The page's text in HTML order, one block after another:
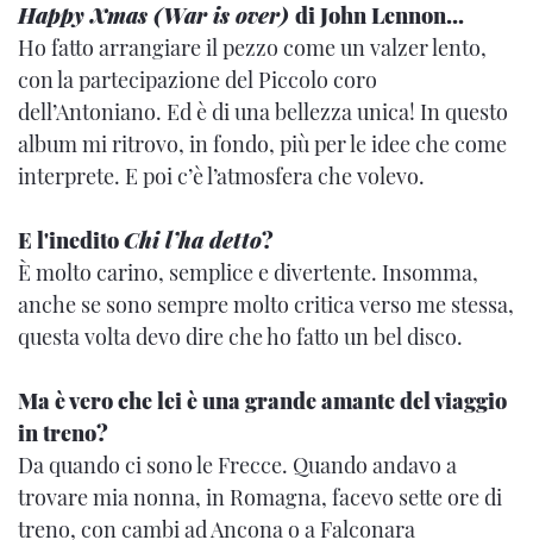
Happy Xmas (War is over) di John Lennon...
Ho fatto arrangiare il pezzo come un valzer lento,
con la partecipazione del Piccolo coro
dell’Antoniano. Ed è di una bellezza unica! In questo
album mi ritrovo, in fondo, più per le idee che come
interprete. E poi c’è l’atmosfera che volevo.
E l'ineditoChi l’ha detto?
È molto carino, semplice e divertente. Insomma,
anche se sono sempre molto critica verso me stessa,
questa volta devo dire che ho fatto un bel disco.
Ma è vero che lei è una grande amante del viaggio
in treno?
Da quando ci sono le Frecce. Quando andavo a
trovare mia nonna, in Romagna, facevo sette ore di
treno, con cambi ad Ancona o a Falconara